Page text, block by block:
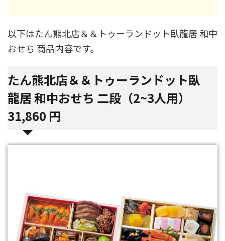
以下はたん熊北店＆＆トゥーランドット臥龍居 和中
おせち 商品内容です。
たん熊北店＆＆トゥーランドット臥
龍居 和中おせち 二段（2~3人用）
31,860 円